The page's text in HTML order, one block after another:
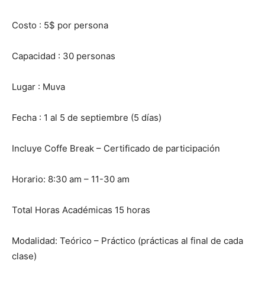
Costo : 5$ por persona
Capacidad : 30 personas
Lugar : Muva
Fecha : 1 al 5 de septiembre (5 días)
Incluye Coffe Break – Certificado de participación
Horario: 8:30 am – 11-30 am
Total Horas Académicas 15 horas
Modalidad: Teórico – Práctico (prácticas al final de cada
clase)